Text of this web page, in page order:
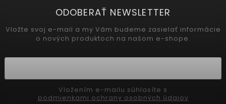
ODOBERAŤ NEWSLETTER
Vložte svoj e-mail a my Vám budeme zasielať informácie
o nových produktoch na našom e-shope.
podmienkami ochrany osobných údajov